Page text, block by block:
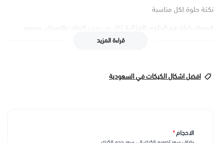
نكتة حلوة لكل مناسبة
كوميك كيك هو الحلوى المثالية لكل من يحب المزاح والضحك. مصمم
برسومات كرتونية ملونة وزخارف مبتكرة، هذا الكيك يجلب البسمة على
حفلك.
بشكل مثالي مع الكريمة الشهية. كل قطعة من هذا الكيك ليست مجرد
لقمة لذيذة، بل هي انفجار من الألوان والطعم الذي يسعد الحواس.
قراءة المزيد
افضل اشكال الكيكات في السعودية
الاحجام*